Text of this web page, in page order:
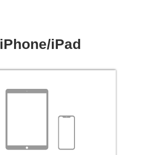
iPhone/iPad